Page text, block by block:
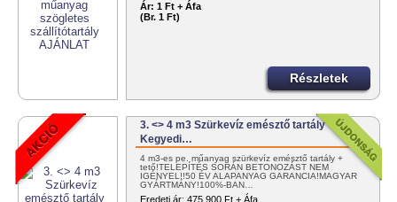
Ár: 1 Ft + Áfa
(Br. 1 Ft)
Részletek
3. <> 4 m3 Szürkevíz emésztő tartály
Kegyedi…
4 m3-es pe. műanyag szürkevíz emésztő tartály +
tető!TELEPÍTÉS SORÁN BETONOZÁST NEM
IGÉNYEL!!50 ÉV ALAPANYAG GARANCIA!MAGYAR
GYÁRTMÁNY!100%-BAN…
Eredeti ár: 475.900 Ft + Áfa